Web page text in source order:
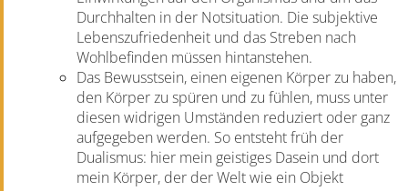
Durchhalten in der Notsituation. Die subjektive
Lebenszufriedenheit und das Streben nach
Wohlbefinden müssen hintanstehen.
Das Bewusstsein, einen eigenen Körper zu haben,
den Körper zu spüren und zu fühlen, muss unter
diesen widrigen Umständen reduziert oder ganz
aufgegeben werden. So entsteht früh der
Dualismus: hier mein geistiges Dasein und dort
mein Körper, der der Welt wie ein Objekt